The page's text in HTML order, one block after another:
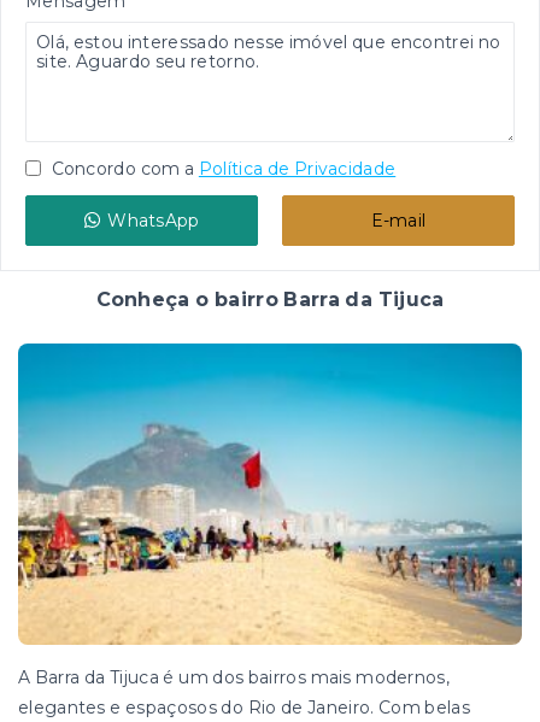
Concordo com a Política de Privacidade
WhatsApp E-mail
Conheça o bairro Barra da Tijuca
A Barra da Tijuca é um dos bairros mais modernos,
elegantes e espaçosos do Rio de Janeiro. Com belas